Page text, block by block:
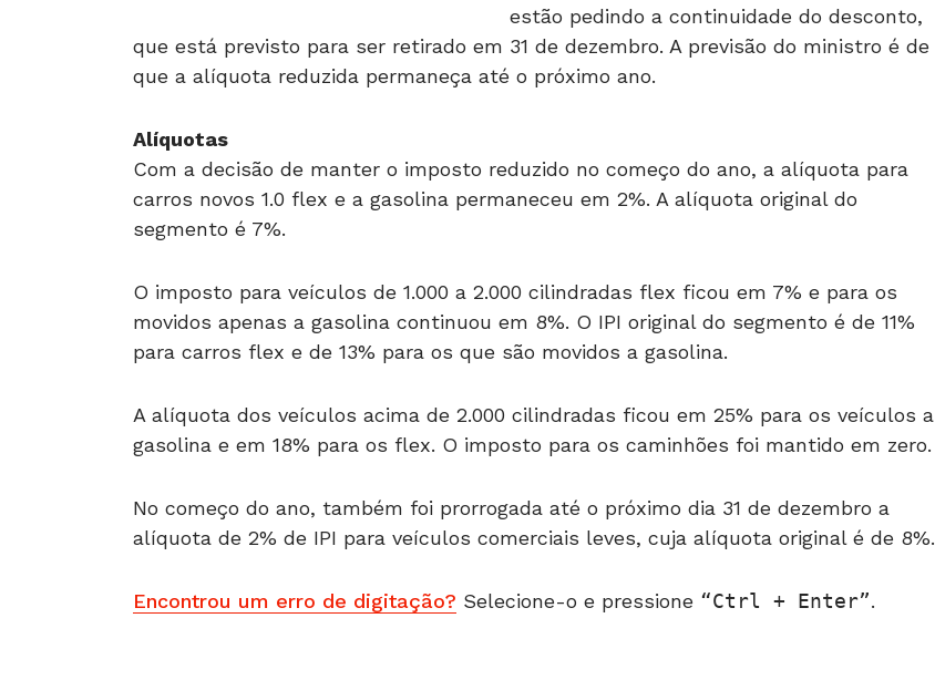
estão pedindo a continuidade do desconto,
que está previsto para ser retirado em 31 de dezembro. A previsão do ministro é de
que a alíquota reduzida permaneça até o próximo ano.
Alíquotas
Com a decisão de manter o imposto reduzido no começo do ano, a alíquota para
carros novos 1.0 flex e a gasolina permaneceu em 2%. A alíquota original do
segmento é 7%.
O imposto para veículos de 1.000 a 2.000 cilindradas flex ficou em 7% e para os
movidos apenas a gasolina continuou em 8%. O IPI original do segmento é de 11%
para carros flex e de 13% para os que são movidos a gasolina.
A alíquota dos veículos acima de 2.000 cilindradas ficou em 25% para os veículos a
gasolina e em 18% para os flex. O imposto para os caminhões foi mantido em zero.
No começo do ano, também foi prorrogada até o próximo dia 31 de dezembro a
alíquota de 2% de IPI para veículos comerciais leves, cuja alíquota original é de 8%.
Encontrou um erro de digitação? Selecione-o e pressione Ctrl + Enter .